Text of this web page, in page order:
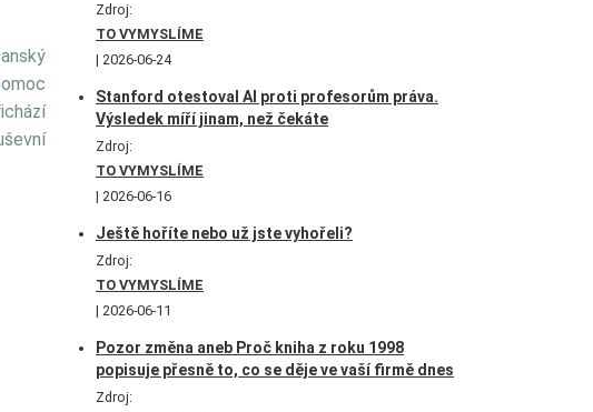
Zdroj:
TO VYMYSLÍME
2026-06-24
Stanford otestoval AI proti profesorům práva.
Výsledek míří jinam, než čekáte
Zdroj:
TO VYMYSLÍME
2026-06-16
Ještě hoříte nebo už jste vyhořeli?
Zdroj:
TO VYMYSLÍME
2026-06-11
Pozor změna aneb Proč kniha z roku 1998
popisuje přesně to, co se děje ve vaší firmě dnes
Zdroj: